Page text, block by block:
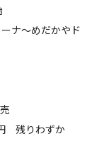
ナ～めだかやド
残りわずか